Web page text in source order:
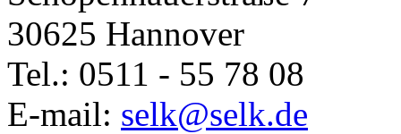
30625 Hannover
Tel.: 0511 - 55 78 08
E-mail: selk@selk.de